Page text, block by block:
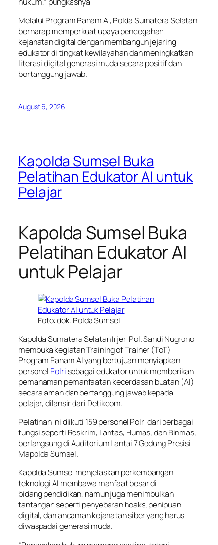
Melalui Program Paham AI, Polda Sumatera Selatan
berharap memperkuat upaya pencegahan
kejahatan digital dengan membangun jejaring
edukator di tingkat kewilayahan dan meningkatkan
literasi digital generasi muda secara positif dan
bertanggung jawab.
August 6, 2026
Kapolda Sumsel Buka
Pelatihan Edukator AI untuk
Pelajar
Kapolda Sumsel Buka
Pelatihan Edukator AI
untuk Pelajar
Foto: dok. Polda Sumsel
Kapolda Sumatera Selatan Irjen Pol. Sandi Nugroho
membuka kegiatan Training of Trainer (ToT)
Program Paham AI yang bertujuan menyiapkan
personel Polri sebagai edukator untuk memberikan
pemahaman pemanfaatan kecerdasan buatan (AI)
secara aman dan bertanggung jawab kepada
pelajar, dilansir dari Detikcom.
Pelatihan ini diikuti 159 personel Polri dari berbagai
fungsi seperti Reskrim, Lantas, Humas, dan Binmas,
berlangsung di Auditorium Lantai 7 Gedung Presisi
Mapolda Sumsel.
Kapolda Sumsel menjelaskan perkembangan
teknologi AI membawa manfaat besar di
bidang pendidikan, namun juga menimbulkan
tantangan seperti penyebaran hoaks, penipuan
digital, dan ancaman kejahatan siber yang harus
diwaspadai generasi muda.